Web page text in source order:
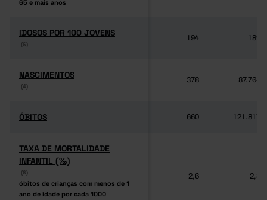
65 e mais anos
65 e mais anos
IDOSOS POR 100 JOVENS
(6)
IDOSOS POR 100 JOVENS
(6)
194 189
NASCIMENTOS
(4)
NASCIMENTOS
(4)
378 87.764
ÓBITOS
ÓBITOS 660 121.817
TAXA DE MORTALIDADE
INFANTIL (‰)
(6)
óbitos de crianças com menos de 1
ano de idade por cada 1000
TAXA DE MORTALIDADE
INFANTIL (‰)
(6)
óbitos de crianças com menos de 1
ano de idade por cada 1000
2,6 2,8